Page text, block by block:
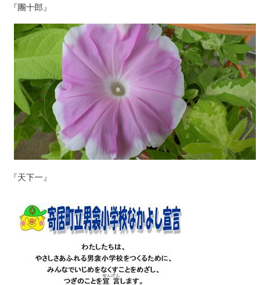
『團十郎』
『天下一』